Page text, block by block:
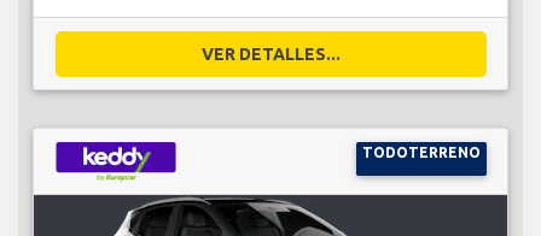
VER DETALLES...
TODOTERRENO